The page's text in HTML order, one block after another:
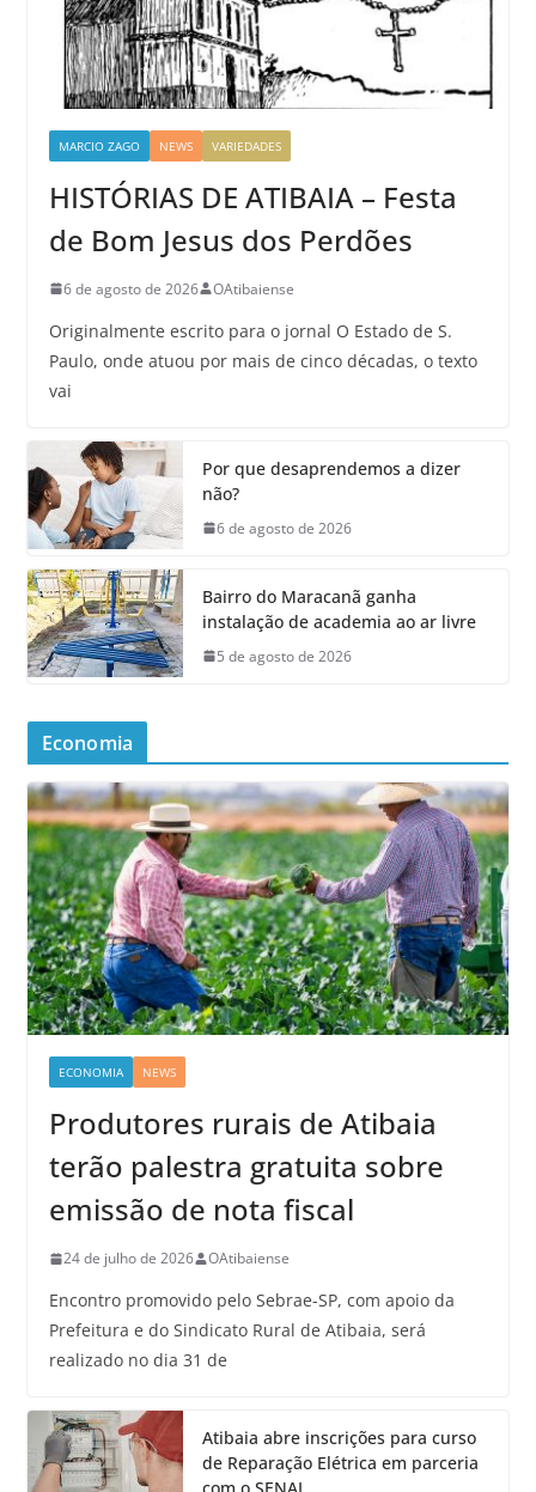
MARCIO ZAGO NEWS VARIEDADES
HISTÓRIAS DE ATIBAIA – Festa
de Bom Jesus dos Perdões
6 de agosto de 2026 OAtibaiense
Originalmente escrito para o jornal O Estado de S.
Paulo, onde atuou por mais de cinco décadas, o texto
vai
Por que desaprendemos a dizer
não?
6 de agosto de 2026
Bairro do Maracanã ganha
instalação de academia ao ar livre
5 de agosto de 2026
Economia
ECONOMIA NEWS
Produtores rurais de Atibaia
terão palestra gratuita sobre
emissão de nota fiscal
24 de julho de 2026 OAtibaiense
Encontro promovido pelo Sebrae-SP, com apoio da
Prefeitura e do Sindicato Rural de Atibaia, será
realizado no dia 31 de
Atibaia abre inscrições para curso
de Reparação Elétrica em parceria